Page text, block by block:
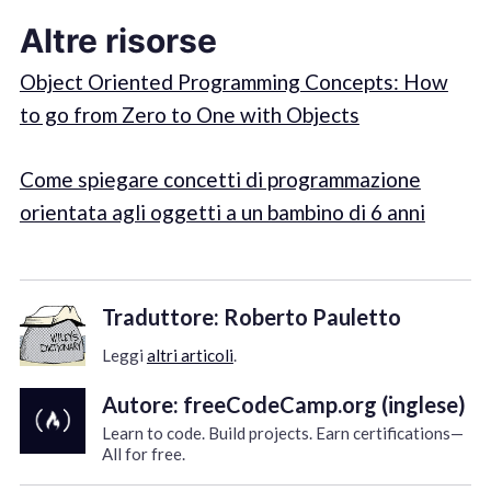
Altre risorse
Object Oriented Programming Concepts: How
to go from Zero to One with Objects
Come spiegare concetti di programmazione
orientata agli oggetti a un bambino di 6 anni
Traduttore: Roberto Pauletto
Leggi altri articoli.
Autore: freeCodeCamp.org (inglese)
Learn to code. Build projects. Earn certifications—
All for free.